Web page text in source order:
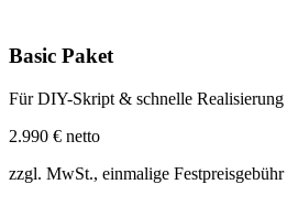
Basic Paket
Für DIY-Skript & schnelle Realisierung
2.990 € netto
zzgl. MwSt., einmalige Festpreisgebühr